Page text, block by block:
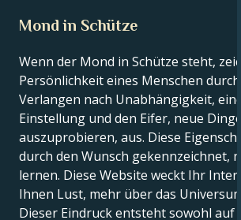
Mond in Schütze
Wenn der Mond in Schütze steht,
Persönlichkeit eines Menschen durch
Verlangen nach Unabhängigkeit, eine
Einstellung und den Eifer, neue Dinge
auszuprobieren, aus. Diese
durch den Wunsch gekennzeichnet,
lernen. Diese Website weckt Ihr
Ihnen Lust, mehr über das
Dieser Eindruck entsteht sowohl auf